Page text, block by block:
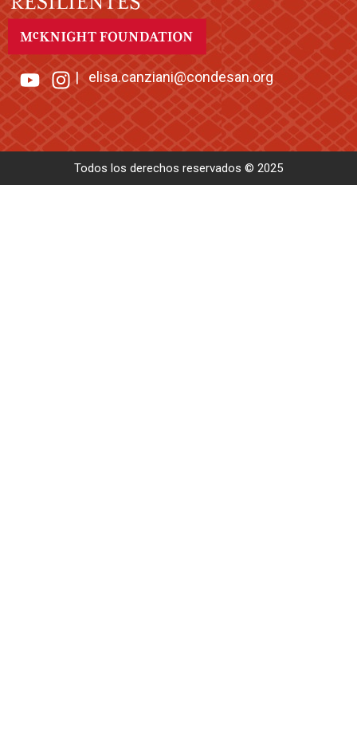
|elisa.canziani@condesan.org
Todos los derechos reservados © 2025